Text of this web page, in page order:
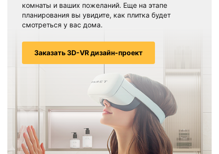
комнаты и ваших пожеланий. Еще на этапе
планирования вы увидите, как плитка будет
смотреться у вас дома.
Заказать 3D-VR дизайн-проект